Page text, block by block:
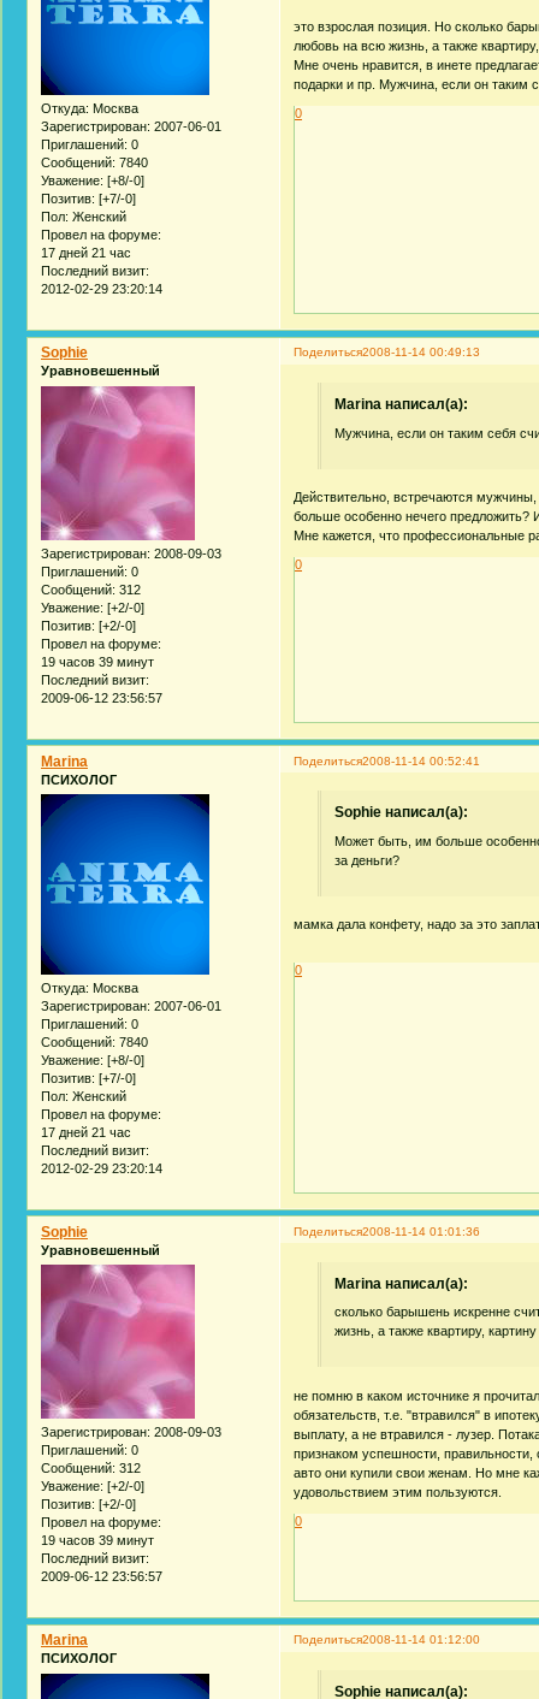
Откуда: Москва
Зарегистрирован: 2007-06-01
Приглашений: 0
Сообщений: 7840
Уважение: [+8/-0]
Позитив: [+7/-0]
Пол: Женский
Провел на форуме:
17 дней 21 час
Последний визит:
2012-02-29 23:20:14
это взрослая позиция. Но сколько
любовь на всю жизнь, а также
Мне очень нравится, в инете
подарки и пр. Мужчина, если он таким
0
Поделиться2008-11-14 00:49:13
Sophie
Уравновешенный
Зарегистрирован: 2008-09-03
Приглашений: 0
Сообщений: 312
Уважение: [+2/-0]
Позитив: [+2/-0]
Провел на форуме:
19 часов 39 минут
Последний визит:
2009-06-12 23:56:57
Marina написал(а):
Мужчина, если он таким себя
Действительно, встречаются
больше особенно нечего предложить?
Мне кажется, что профессиональные
0
Поделиться2008-11-14 00:52:41
Marina
ПСИХОЛОГ
Откуда: Москва
Зарегистрирован: 2007-06-01
Приглашений: 0
Сообщений: 7840
Уважение: [+8/-0]
Позитив: [+7/-0]
Пол: Женский
Провел на форуме:
17 дней 21 час
Последний визит:
2012-02-29 23:20:14
Sophie написал(а):
Может быть, им больше
за деньги?
мамка дала конфету, надо за это
0
Поделиться2008-11-14 01:01:36
Sophie
Уравновешенный
Зарегистрирован: 2008-09-03
Приглашений: 0
Сообщений: 312
Уважение: [+2/-0]
Позитив: [+2/-0]
Провел на форуме:
19 часов 39 минут
Последний визит:
2009-06-12 23:56:57
Marina написал(а):
сколько барышень искренне
жизнь, а также квартиру,
не помню в каком источнике я
обязательств, т.е. "втравился" в
выплату, а не втравился - лузер.
признаком успешности,
авто они купили свои женам. Но мне
удовольствием этим пользуются.
0
Поделиться2008-11-14 01:12:00
Marina
ПСИХОЛОГ
Sophie написал(а):